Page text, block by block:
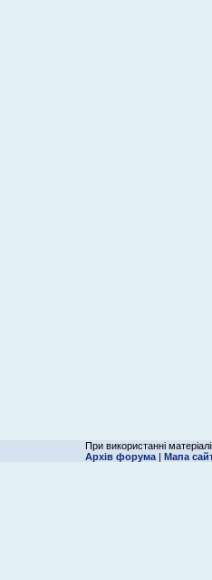
При використанні
Архів форума| Мапа